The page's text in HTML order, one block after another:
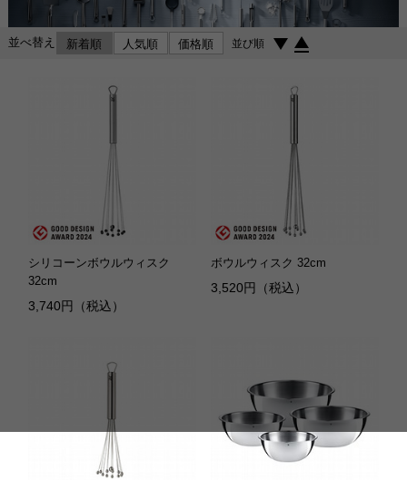
並べ替え 新着順 人気順 価格順 並び順
シリコーンボウルウィスク
32cm
3,740円（税込）
ボウルウィスク 32cm
3,520円（税込）